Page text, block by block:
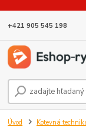
+421 905 545 198
Úvod Kotevná